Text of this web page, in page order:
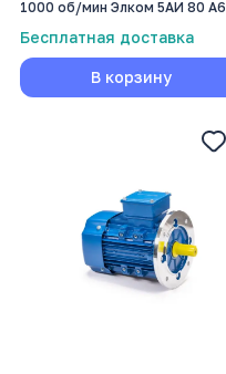
1000 об/мин Элком 5АИ 80 А6
Бесплатная доставка
В корзину